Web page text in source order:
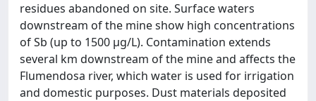
residues abandoned on site. Surface waters
downstream of the mine show high concentrations
of Sb (up to 1500 µg/L). Contamination extends
several km downstream of the mine and affects the
Flumendosa river, which water is used for irrigation
and domestic purposes. Dust materials deposited